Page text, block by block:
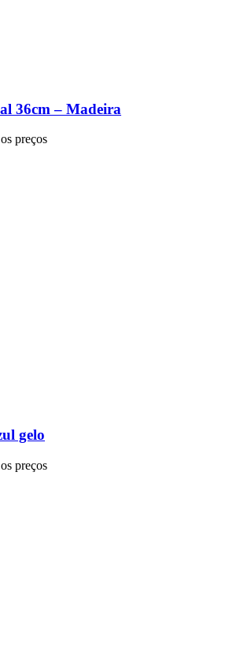
36cm – Madeira
preços
gelo
preços